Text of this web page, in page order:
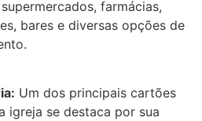
farmácias,
bares e diversas opções de
Um dos principais cartões
igreja se destaca por sua